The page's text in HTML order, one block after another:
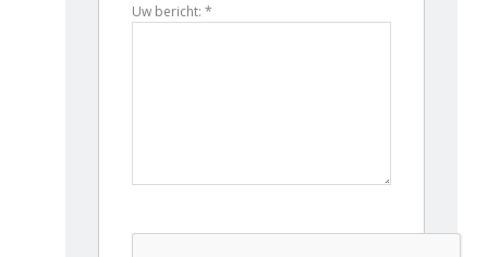
Uw bericht: *